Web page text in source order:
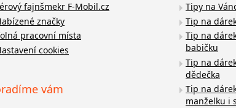
fajnšmekr F-Mobil.cz
značky
pracovní místa
cookies
vám
Tipy na
Tip na
Tip na
babičku
Tip na
dědečka
Tip na
manželku i